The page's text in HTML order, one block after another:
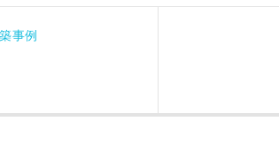
事例
成希望時期